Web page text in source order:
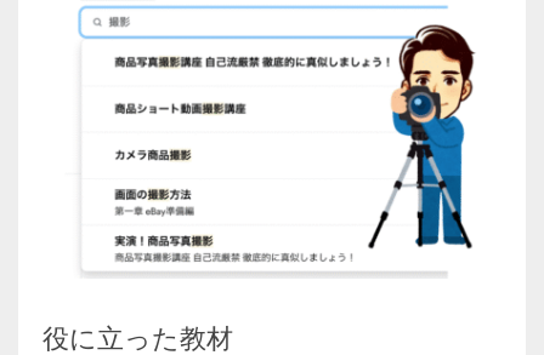
役に立った教材